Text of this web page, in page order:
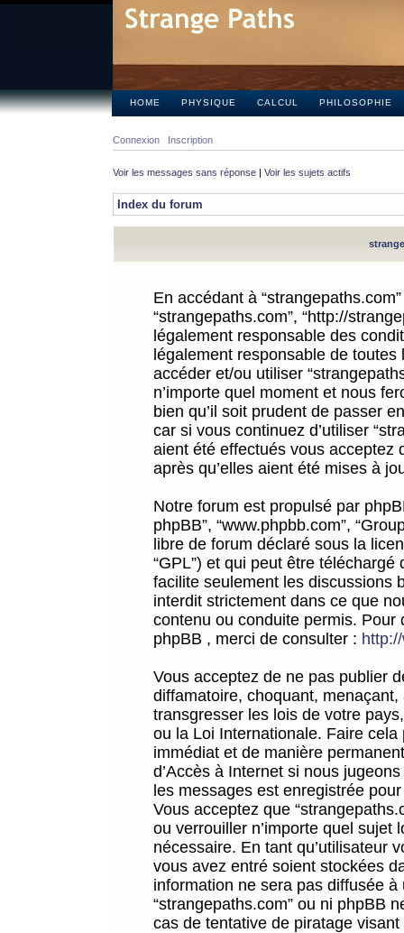
HOME PHYSIQUE CALCUL PHILOSOPHIE
Connexion Inscription
Voir les messages sans réponse | Voir les sujets actifs
Index du forum
En accédant à
“strangepaths.com”, “http://
légalement responsable des
légalement responsable de
accéder et/ou utiliser
n’importe quel moment et nous
bien qu’il soit prudent de passer
car si vous continuez d’utiliser
aient été effectués vous acceptez
après qu’elles aient été mises à
Notre forum est propulsé par
phpBB”, “www.phpbb.com”,
libre de forum déclaré sous la
“GPL”) et qui peut être téléchargé
facilite seulement les discussions
interdit strictement dans ce que
contenu ou conduite permis.
phpBB , merci de consulter :
Vous acceptez de ne pas publier
diffamatoire, choquant,
transgresser les lois de votre
ou la Loi Internationale. Faire
immédiat et de manière
d’Accès à Internet si nous
les messages est enregistrée
Vous acceptez que
ou verrouiller n’importe quel sujet
nécessaire. En tant qu’utilisateur
vous avez entré soient stockées
information ne sera pas diffusée
“strangepaths.com” ou ni phpBB
cas de tentative de piratage